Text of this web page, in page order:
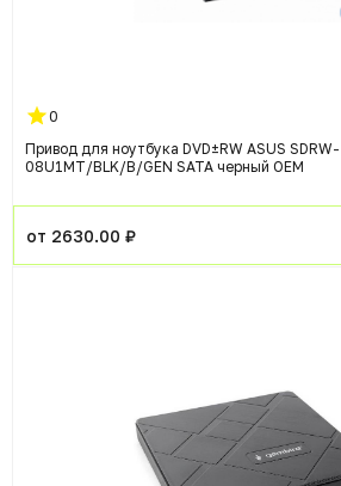
0
Привод для ноутбука DVD±RW ASUS SDRW-
08U1MT/BLK/B/GEN SATA черный OEM
от 2630.00 ₽